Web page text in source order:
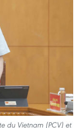
du Vietnam (PCV) et